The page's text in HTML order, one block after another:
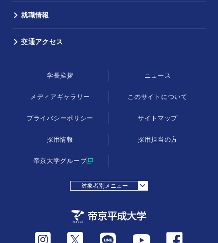
就職情報
交通アクセス
学長挨拶 ニュース
メディアギャラリー このサイトについて
プライバシーポリシー サイトマップ
採用情報 採用担当の方
帝京大学グループ
対象者別メニュー
採用担当の方
父母等の方
卒業生の方
InstagramTwitter LINE Youtube Facebook